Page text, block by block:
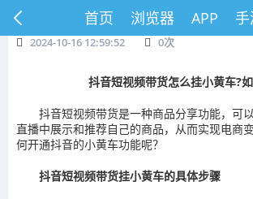
首页 浏览器 APP
2024-10-16 12:59:52 0次
抖音短视频带货怎么挂小黄车?如
抖音短视频带货是一种商品分享功能，可
直播中展示和推荐自己的商品，从而实现电商
何开通抖音的小黄车功能呢？
抖音短视频带货挂小黄车的具体步骤